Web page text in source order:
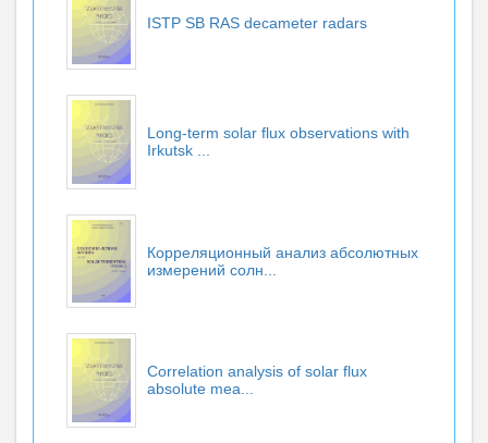
ISTP SB RAS decameter radars
Long-term solar flux observations with
Irkutsk ...
Корреляционный анализ абсолютных
измерений солн...
Correlation analysis of solar flux
absolute mea...